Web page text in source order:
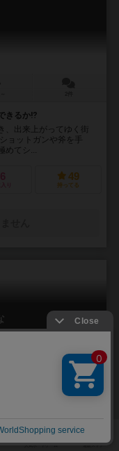
きるか⁉︎
、出来上がってゆく街
ョットガンや斧を手
めてシ...
6
り
49
持ってる
ミスや罪を押し付けら